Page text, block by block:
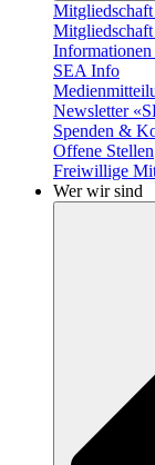
SEA Info
Newsletter
Spenden &
Offene Stellen
Freiwillige
Wer wir sind